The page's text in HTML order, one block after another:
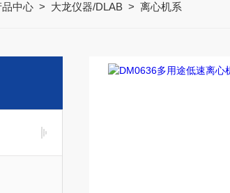
品中心 > 大龙仪器/DLAB >离心机系